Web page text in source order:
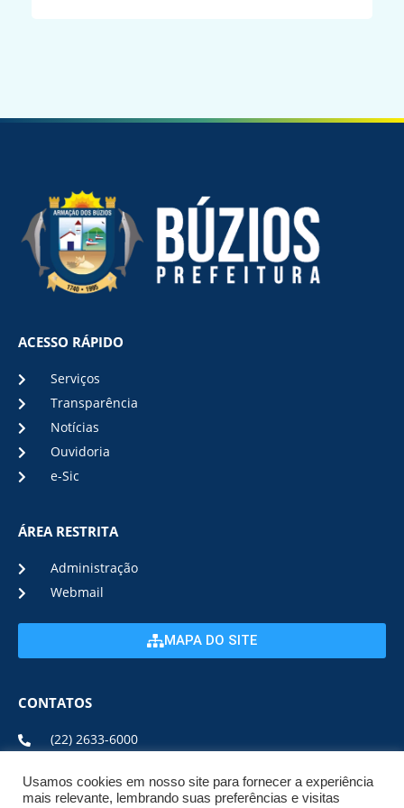
ACESSO RÁPIDO
Serviços
Transparência
Notícias
Ouvidoria
e-Sic
ÁREA RESTRITA
Administração
Webmail
MAPA DO SITE
CONTATOS
(22) 2633-6000
ENDEREÇO E HORÁRIO
Usamos cookies em nosso site para fornecer a experiência
mais relevante, lembrando suas preferências e visitas